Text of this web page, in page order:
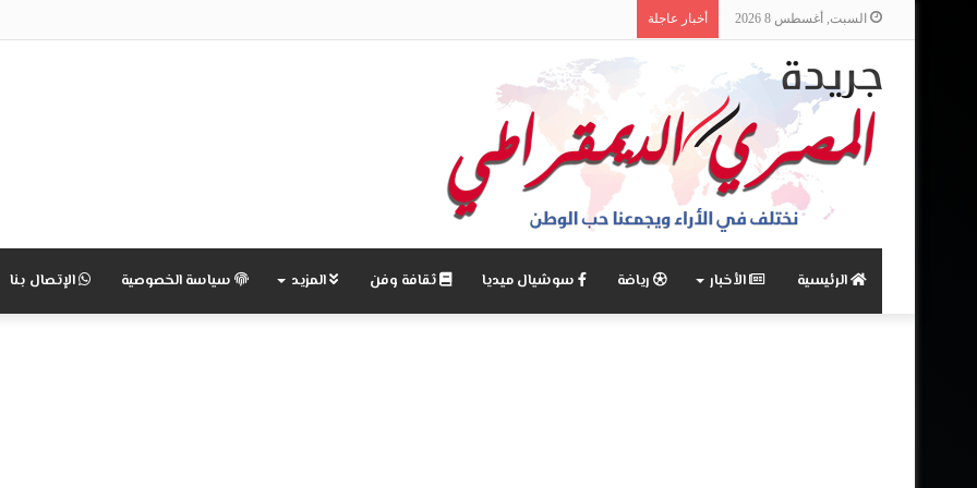
السبت, أغسطس 8 2026 أخبار عاجلة
الرئيسية الأخبار رياضة سوشيال ميديا ثقافة وفن المزيد سياسة الخصوصية الإتصال بنا